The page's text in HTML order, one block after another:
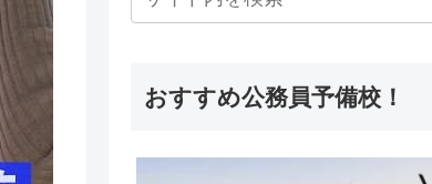
おすすめ公務員予備校！